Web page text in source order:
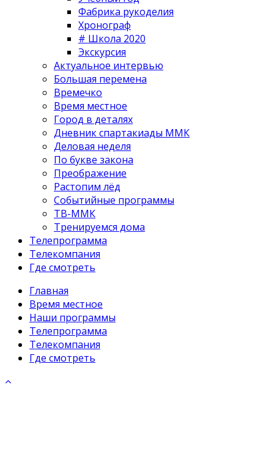
Фабрика рукоделия
Хронограф
# Школа 2020
Экскурсия
Актуальное интервью
Большая перемена
Времечко
Время местное
Город в деталях
Дневник спартакиады ММК
Деловая неделя
По букве закона
Преображение
Растопим лёд
Событийные программы
ТВ-ММК
Тренируемся дома
Телепрограмма
Телекомпания
Где смотреть
Главная
Время местное
Наши программы
Телепрограмма
Телекомпания
Где смотреть